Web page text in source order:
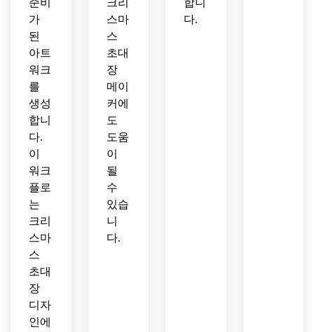
준비
가
된
아트
워크
를
생성
합니
다.
이
워크
플로
는
크리
스마
스
초대
장
디자
인에
크리
스마
스
초대
장
메이
커에
도
도움
이
될
수
있습
니
다.
합니
다.